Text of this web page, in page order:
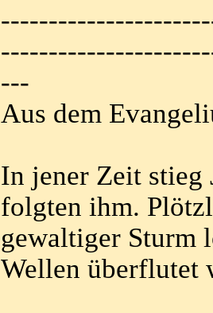
---
Aus dem
In jener Zeit stieg
folgten ihm.
gewaltiger Sturm
Wellen überflutet